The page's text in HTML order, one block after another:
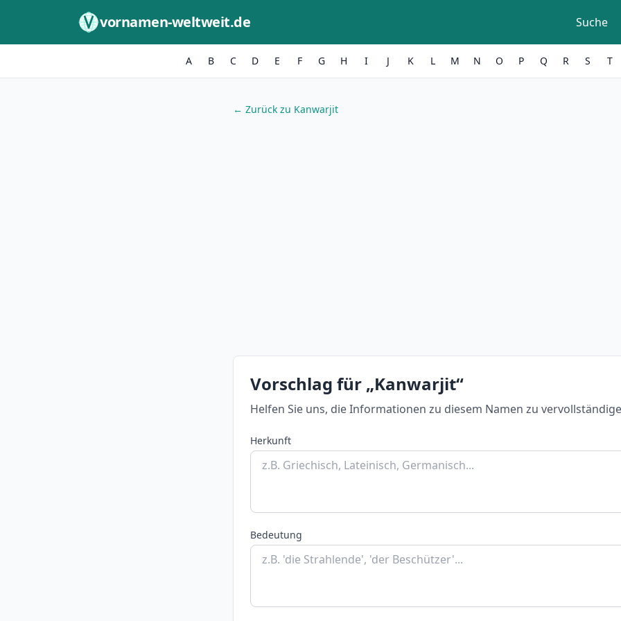
vornamen-weltweit.de Suche
A B C D E F G H I J K L M N O P Q R S T
← Zurück zu Kanwarjit
Vorschlag für „Kanwarjit“
Helfen Sie uns, die Informationen zu diesem Namen zu
Herkunft
Bedeutung